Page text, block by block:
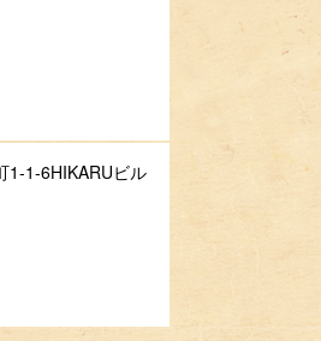
1-1-6HIKARUビル